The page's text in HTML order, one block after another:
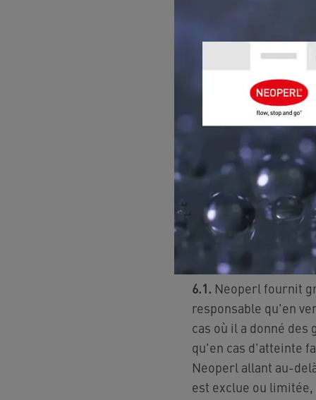
qualité,
5.2.Neoperl
raisonnable,
vous confirmez que
Le contenu
sont pas
services disponibles
6.
6.1. Neoperl fournit
responsable qu'en
cas où il a donné
qu'en cas d'atteinte
Neoperl allant au-
est exclue ou